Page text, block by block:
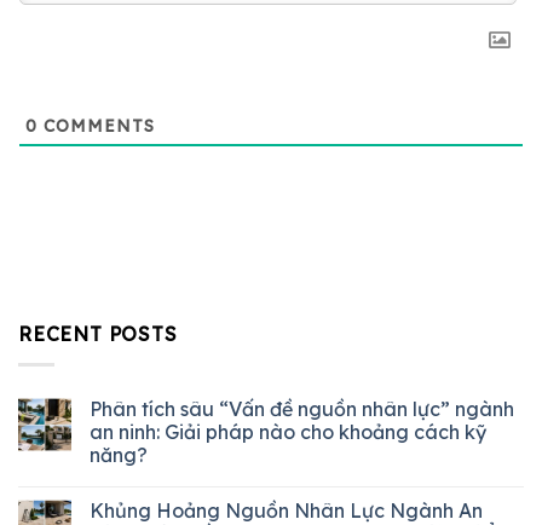
0 COMMENTS
RECENT POSTS
Phân tích sâu “Vấn đề nguồn nhân lực” ngành
an ninh: Giải pháp nào cho khoảng cách kỹ
năng?
Khủng Hoảng Nguồn Nhân Lực Ngành An